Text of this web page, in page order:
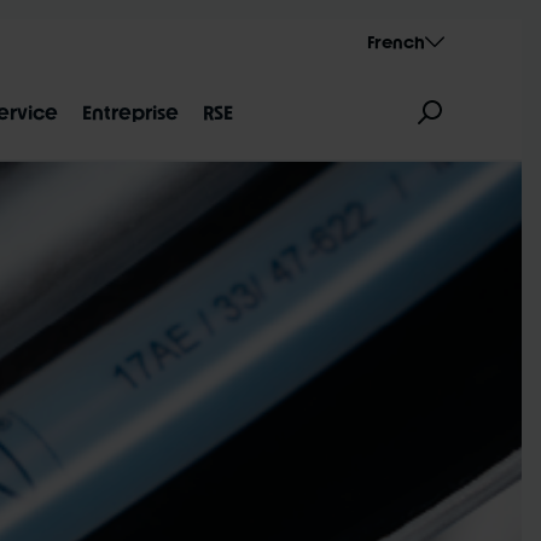
French
Entreprise RSE
DES DIMENSIONS AEROTHAN